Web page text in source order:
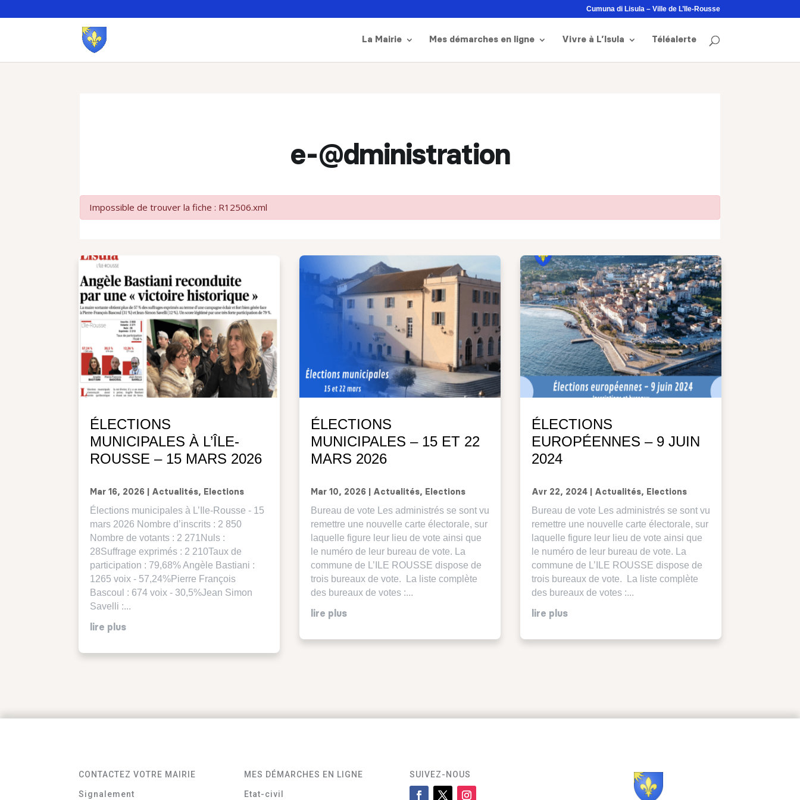
Cumuna di Lisula – Ville de L’Ile-Rousse
La Mairie Mes démarches en ligne Vivre à L’Isula Téléalerte
e-@dministration
Impossible de trouver la fiche : R12506.xml
ÉLECTIONS
MUNICIPALES À L’ÎLE-
ROUSSE – 15 MARS 2026
Mar 16, 2026 Actualités, Elections
Élections municipales à L’Ile-Rousse - 15
mars 2026 Nombre d’inscrits : 2 850
Nombre de votants : 2 271Nuls :
28Suffrage exprimés : 2 210Taux de
participation : 79,68% Angèle Bastiani :
1265 voix - 57,24%Pierre François
Bascoul : 674 voix - 30,5%Jean Simon
Savelli :...
lire plus
ÉLECTIONS
MUNICIPALES – 15 ET 22
MARS 2026
Mar 10, 2026| Actualités, Elections
Bureau de vote Les administrés se sont vu
remettre une nouvelle carte électorale, sur
laquelle figure leur lieu de vote ainsi que
le numéro de leur bureau de vote. La
commune de L’ILE ROUSSE dispose de
trois bureaux de vote. La liste complète
des bureaux de votes :...
lire plus
ÉLECTIONS
EUROPÉENNES – 9 JUIN
2024
Avr 22, 2024| Actualités, Elections
Bureau de vote Les administrés se sont vu
remettre une nouvelle carte électorale, sur
laquelle figure leur lieu de vote ainsi que
le numéro de leur bureau de vote. La
commune de L’ILE ROUSSE dispose de
trois bureaux de vote. La liste complète
des bureaux de votes :...
lire plus
CONTACTEZ VOTRE MAIRIE
Signalement
MES DÉMARCHES EN LIGNE
Etat-civil
SUIVEZ-NOUS